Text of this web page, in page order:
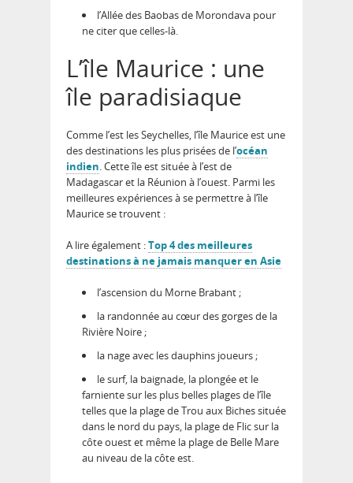
l’Allée des Baobas de Morondava pour
ne citer que celles-là.
L’île Maurice : une
île paradisiaque
Comme l’est les Seychelles, l’île Maurice est une
des destinations les plus prisées de l’océan
indien. Cette île est située à l’est de
Madagascar et la Réunion à l’ouest. Parmi les
meilleures expériences à se permettre à l’île
Maurice se trouvent :
A lire également :Top 4 des meilleures
destinations à ne jamais manquer en Asie
l’ascension du Morne Brabant ;
la randonnée au cœur des gorges de la
Rivière Noire ;
la nage avec les dauphins joueurs ;
le surf, la baignade, la plongée et le
farniente sur les plus belles plages de l’île
telles que la plage de Trou aux Biches située
dans le nord du pays, la plage de Flic sur la
côte ouest et même la plage de Belle Mare
au niveau de la côte est.